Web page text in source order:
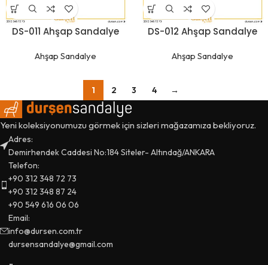
DS-011 Ahşap Sandalye
Ahşap Sandalye
DS-012 Ahşap Sandalye
Ahşap Sandalye
1 2 3 4 →
Yeni koleksiyonumuzu görmek için sizleri mağazamıza bekliyoruz.
Adres:
Demirhendek Caddesi No:184 Siteler- Altındağ/ANKARA
Telefon:
+90 312 348 72 73
+90 312 348 87 24
+90 549 616 06 06
Email:
info@dursen.com.tr
dursensandalye@gmail.com